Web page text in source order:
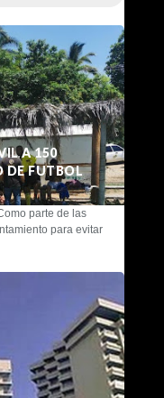
A 150
DE FUTBOL
parte de las
para evitar